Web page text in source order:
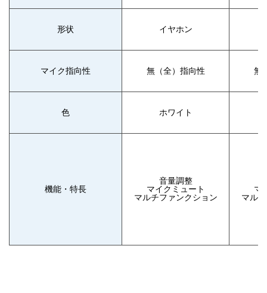
形状
マイク指向性
色
機能・特長
イヤホン
無（全）指向性
ホワイト
音量調整
マイクミュート
マルチファンクション
無
マ
マル